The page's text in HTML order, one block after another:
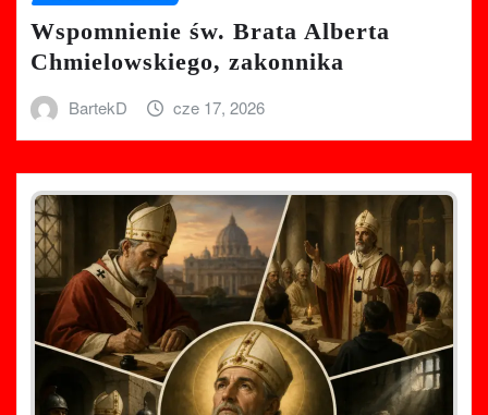
Wspomnienie św. Brata Alberta
Chmielowskiego, zakonnika
BartekD cze 17, 2026